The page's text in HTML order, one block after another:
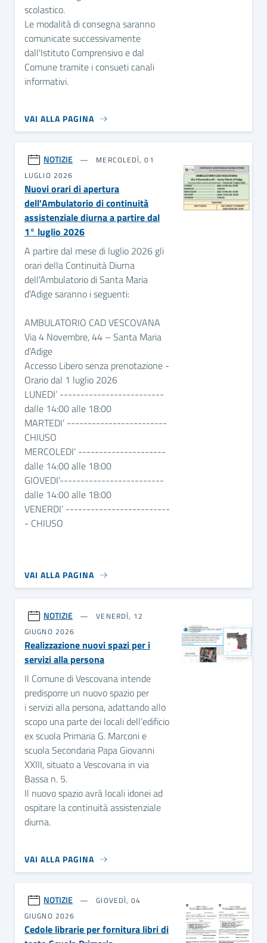
scolastico.
Le modalità di consegna saranno
comunicate successivamente
dall'Istituto Comprensivo e dal
Comune tramite i consueti canali
informativi.
VAI ALLA PAGINA
NOTIZIE
MERCOLEDÌ, 01
LUGLIO 2026
Nuovi orari di apertura
dell'Ambulatorio di continuità
assistenziale diurna a partire dal
1° luglio 2026
A partire dal mese di luglio 2026 gli
orari della Continuità Diurna
dell'Ambulatorio di Santa Maria
d'Adige saranno i seguenti:
AMBULATORIO CAD VESCOVANA
Via 4 Novembre, 44 – Santa Maria
d’Adige
Accesso Libero senza prenotazione -
Orario dal 1 luglio 2026
LUNEDI’ -------------------------
dalle 14:00 alle 18:00
MARTEDI’ ------------------------
CHIUSO
MERCOLEDI’ ---------------------
dalle 14:00 alle 18:00
GIOVEDI’-------------------------
dalle 14:00 alle 18:00
VENERDI’ -------------------------
- CHIUSO
VAI ALLA PAGINA
NOTIZIE
VENERDÌ, 12
GIUGNO 2026
Realizzazione nuovi spazi per i
servizi alla persona
Il Comune di Vescovana intende
predisporre un nuovo spazio per
i servizi alla persona, adattando allo
scopo una parte dei locali dell’edificio
ex scuola Primaria G. Marconi e
scuola Secondaria Papa Giovanni
XXIII, situato a Vescovana in via
Bassa n. 5.
Il nuovo spazio avrà locali idonei ad
ospitare la continuità assistenziale
diurna.
VAI ALLA PAGINA
NOTIZIE
GIOVEDÌ, 04
GIUGNO 2026
Cedole librarie per fornitura libri di